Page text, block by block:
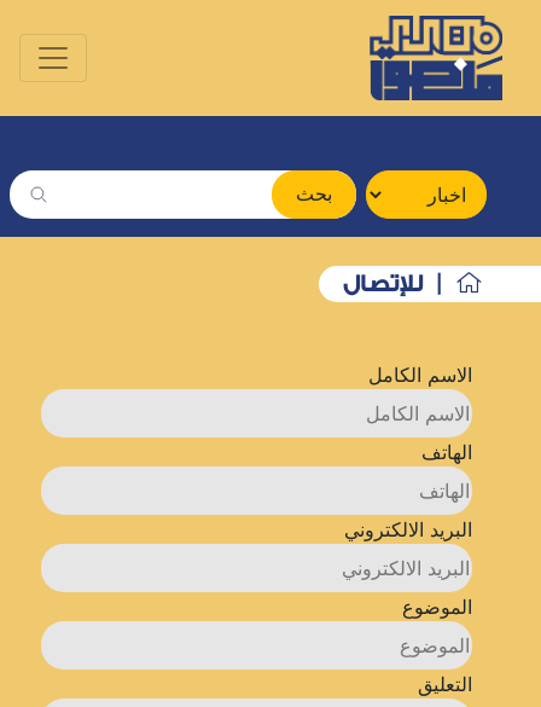
بحث
| للإتصال
الاسم الكامل
الهاتف
البريد الالكتروني
الموضوع
التعليق